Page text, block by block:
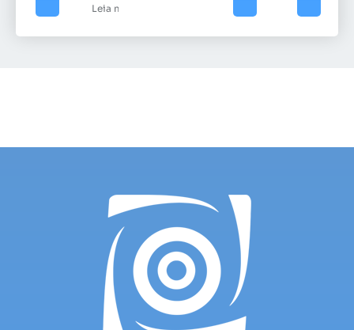
Leia mais